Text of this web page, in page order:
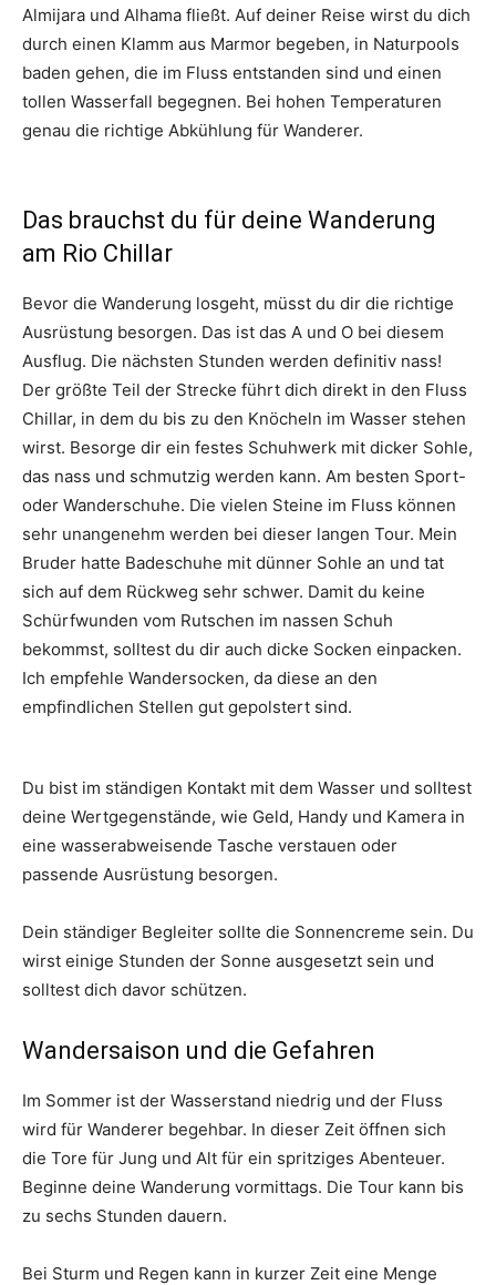
Almijara und Alhama fließt. Auf deiner Reise wirst du dich
durch einen Klamm aus Marmor begeben, in Naturpools
baden gehen, die im Fluss entstanden sind und einen
tollen Wasserfall begegnen. Bei hohen Temperaturen
genau die richtige Abkühlung für Wanderer.
Das brauchst du für deine Wanderung
am Rio Chillar
Bevor die Wanderung losgeht, müsst du dir die richtige
Ausrüstung besorgen. Das ist das A und O bei diesem
Ausflug. Die nächsten Stunden werden definitiv nass!
Der größte Teil der Strecke führt dich direkt in den Fluss
Chillar, in dem du bis zu den Knöcheln im Wasser stehen
wirst. Besorge dir ein festes Schuhwerk mit dicker Sohle,
das nass und schmutzig werden kann. Am besten Sport-
oder Wanderschuhe. Die vielen Steine im Fluss können
sehr unangenehm werden bei dieser langen Tour. Mein
Bruder hatte Badeschuhe mit dünner Sohle an und tat
sich auf dem Rückweg sehr schwer. Damit du keine
Schürfwunden vom Rutschen im nassen Schuh
bekommst, solltest du dir auch dicke Socken einpacken.
Ich empfehle Wandersocken, da diese an den
empfindlichen Stellen gut gepolstert sind.
Du bist im ständigen Kontakt mit dem Wasser und solltest
deine Wertgegenstände, wie Geld, Handy und Kamera in
eine wasserabweisende Tasche verstauen oder
passende Ausrüstung besorgen.
Dein ständiger Begleiter sollte die Sonnencreme sein. Du
wirst einige Stunden der Sonne ausgesetzt sein und
solltest dich davor schützen.
Wandersaison und die Gefahren
Im Sommer ist der Wasserstand niedrig und der Fluss
wird für Wanderer begehbar. In dieser Zeit öffnen sich
die Tore für Jung und Alt für ein spritziges Abenteuer.
Beginne deine Wanderung vormittags. Die Tour kann bis
zu sechs Stunden dauern.
Bei Sturm und Regen kann in kurzer Zeit eine Menge